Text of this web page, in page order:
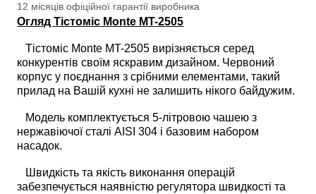
12 місяців офіційної гарантії виробника
Огляд Тістоміс Monte MT-2505
Тістоміс Monte MT-2505 вирізняється серед
конкурентів своїм яскравим дизайном. Червоний
корпус у поєднання з срібними елементами, такий
прилад на Вашій кухні не залишить нікого байдужим.
Модель комплектується 5-літровою чашею з
нержавіючої сталі AISI 304 і базовим набором
насадок.
Швидкість та якість виконання операцій
забезпечується наявністю регулятора швидкості та